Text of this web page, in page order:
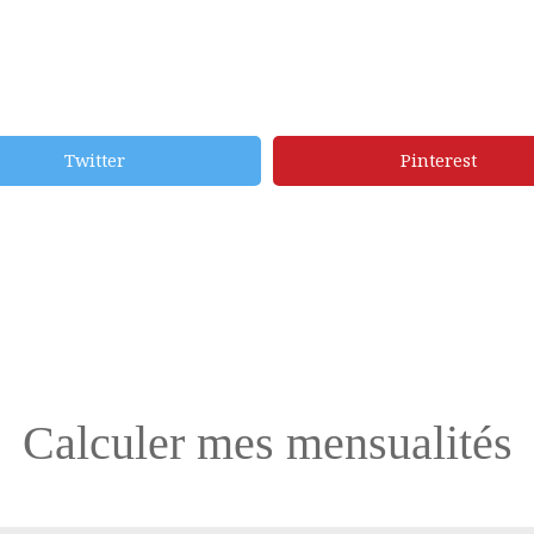
Twitter Pinterest
Calculer mes mensualités